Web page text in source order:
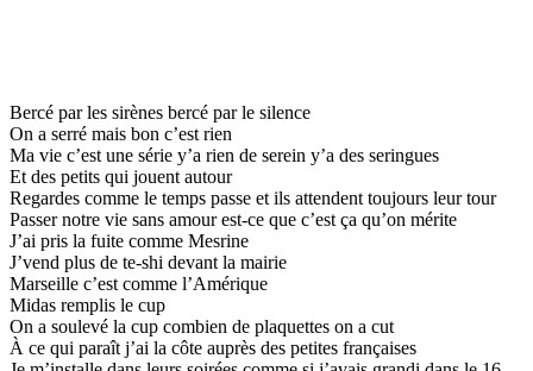
Bercé par les sirènes bercé par le silence
On a serré mais bon c’est rien
Ma vie c’est une série y’a rien de serein y’a des seringues
Et des petits qui jouent autour
Regardes comme le temps passe et ils attendent toujours leur tour
Passer notre vie sans amour est-ce que c’est ça qu’on mérite
J’ai pris la fuite comme Mesrine
J’vend plus de te-shi devant la mairie
Marseille c’est comme l’Amérique
Midas remplis le cup
On a soulevé la cup combien de plaquettes on a cut
À ce qui paraît j’ai la côte auprès des petites françaises